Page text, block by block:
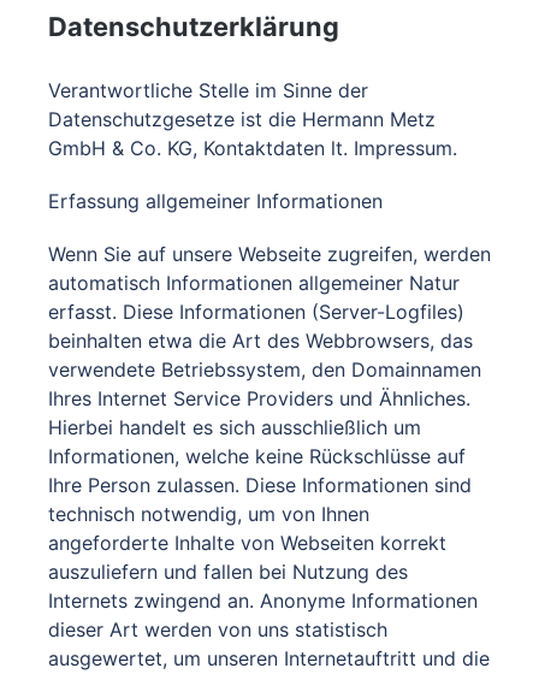
Datenschutzerklärung
Verantwortliche Stelle im Sinne der
Datenschutzgesetze ist die Hermann Metz
GmbH & Co. KG, Kontaktdaten lt. Impressum.
Erfassung allgemeiner Informationen
Wenn Sie auf unsere Webseite zugreifen, werden
automatisch Informationen allgemeiner Natur
erfasst. Diese Informationen (Server-Logfiles)
beinhalten etwa die Art des Webbrowsers, das
verwendete Betriebssystem, den Domainnamen
Ihres Internet Service Providers und Ähnliches.
Hierbei handelt es sich ausschließlich um
Informationen, welche keine Rückschlüsse auf
Ihre Person zulassen. Diese Informationen sind
technisch notwendig, um von Ihnen
angeforderte Inhalte von Webseiten korrekt
auszuliefern und fallen bei Nutzung des
Internets zwingend an. Anonyme Informationen
dieser Art werden von uns statistisch
ausgewertet, um unseren Internetauftritt und die